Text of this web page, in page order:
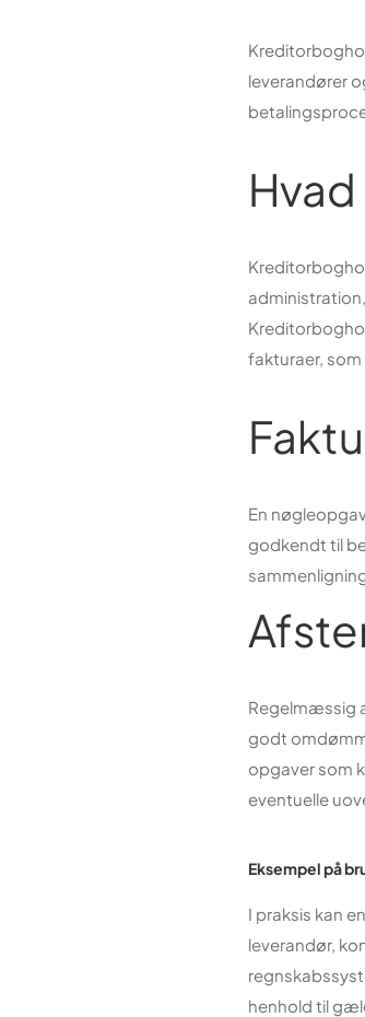
leverandører
fakturaer,
En
godkendt til
Regelmæssig
godt
opgaver som
eventuelle
Eksempel på
I praksis kan
leverandør,
henhold til